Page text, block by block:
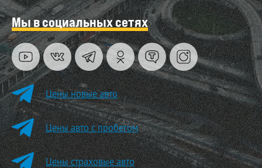
Мы в социальных сетях
Цены новые авто
Цены авто с пробегом
Цены страховые авто